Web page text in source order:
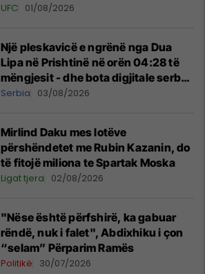
tribunat
UFC 01/08/2026
Një pleskavicë e ngrënë nga Dua
Lipa në Prishtinë në orën 04:28 të
mëngjesit - dhe bota digjitale serbe
shpall gjendjen e luftës
Serbia 03/08/2026
Mirlind Daku mes lotëve
përshëndetet me Rubin Kazanin, do
të fitojë miliona te Spartak Moska
Ligat tjera 02/08/2026
"Nëse është përfshirë, ka gabuar
rëndë, nuk i falet", Abdixhiku i çon
“selam” Përparim Ramës
Politikë 30/07/2026